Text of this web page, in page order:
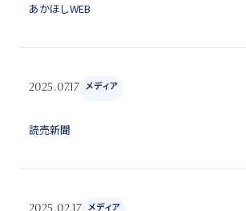
あかほしWEB
2025.07.17 メディア
読売新聞
メディア